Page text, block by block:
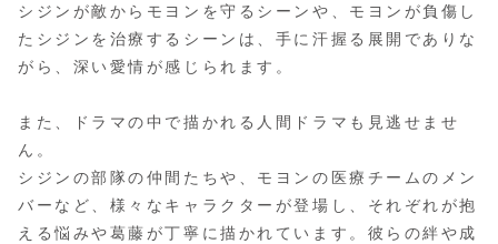
シジンが敵からモヨンを守るシーンや、モヨンが負傷し
たシジンを治療するシーンは、手に汗握る展開でありな
がら、深い愛情が感じられます。
また、ドラマの中で描かれる人間ドラマも見逃せませ
ん。
シジンの部隊の仲間たちや、モヨンの医療チームのメン
バーなど、様々なキャラクターが登場し、それぞれが抱
える悩みや葛藤が丁寧に描かれています。彼らの絆や成